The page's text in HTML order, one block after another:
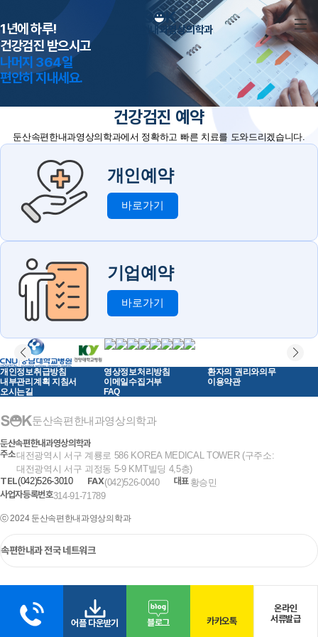
둔산속편한내과영상의학과
1년에 하루!
건강검진 받으시고
나머지 364일
편안히 지내세요.
건강검진 예약
둔산속편한내과영상의학과에서 정확하고 빠른 치료를 도와드리겠습니다.
개인예약
바로가기
기업예약
바로가기
개인정보취급방침 영상정보처리방침
환자의 권리와의무
내부관리계획 지침서
이메일수집거부
이용약관
오시는길
FAQ
둔산속편한내과영상의학과
둔산속편한내과영상의학과
주소대전광역시 서구 계룡로 586 KOREA MEDICAL TOWER (구주소:
대전광역시 서구 괴정동 5-9 KMT빌딩 4,5층)
TEL(042)526-3010 FAX(042)526-0040 대표 황승민
사업자등록번호314-91-71789
ⓒ 2024 둔산속편한내과영상의학과
어플 다운받기 블로그 카카오톡
온라인
서류발급